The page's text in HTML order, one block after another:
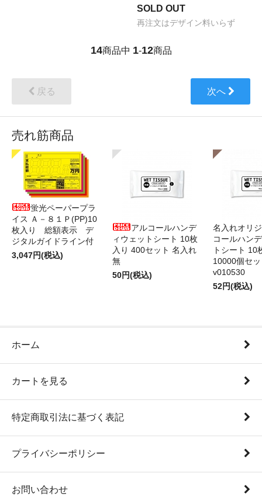
SOLD OUT
再注文はデザイン料いらず
14商品中 1-12商品
戻る 次へ
売れ筋商品
蛍光ペーパープラ
イス Ａ－８１Ｐ(PP)10
枚入り 総額表示 デ
ジタルガイドライン付
3,047円(税込)
アルコールハンデ
ィウェットシート 10枚
入り 400セット 名入れ
無
50円(税込)
名入れオリ
コールハン
トシート 10
10000個セ
v010530
52円(税込)
ホーム
カートを見る
特定商取引法に基づく表記
プライバシーポリシー
お問い合わせ